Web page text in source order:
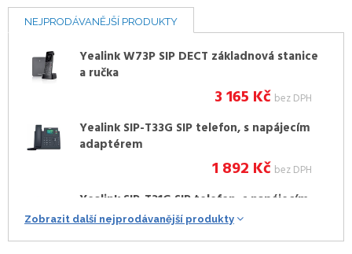
NEJPRODÁVANĚJŠÍ PRODUKTY
Yealink W73P SIP DECT základnová stanice
a ručka
3 165 Kč bez DPH
Yealink SIP-T33G SIP telefon, s napájecím
adaptérem
1 892 Kč bez DPH
Yealink SIP-T31G SIP telefon, s napájecím
adaptérem
1 467Kč bez DPH
Zobrazit další nejprodávanější produkty